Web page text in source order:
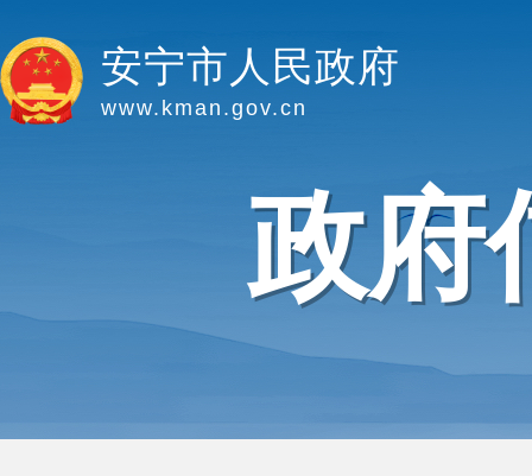
安宁市人民政府
www.kman.gov.cn
政府